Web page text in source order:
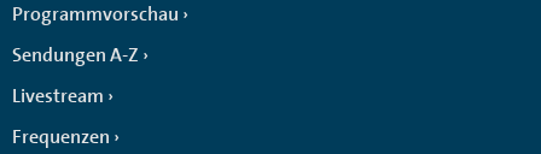
Programmvorschau
Sendungen A-Z
Livestream
Frequenzen